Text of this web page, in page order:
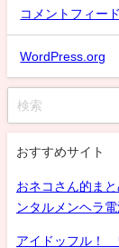
コメントフィード
WordPress.org
おすすめサイト
おネコさん的ま
ンタルメンヘラ
アイドッフル！